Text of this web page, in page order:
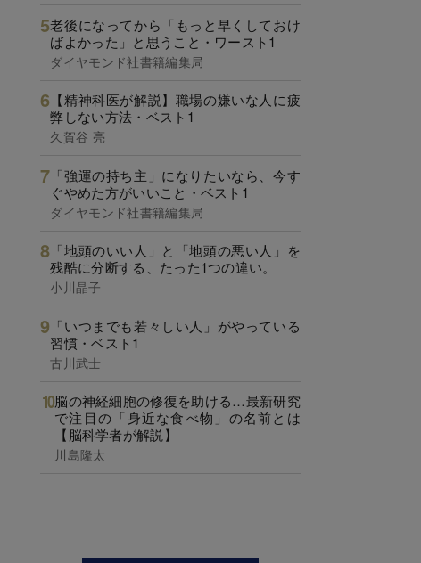
老後になってから「もっと早くしておけ
ばよかった」と思うこと・ワースト1
ダイヤモンド社書籍編集局
【精神科医が解説】職場の嫌いな人に疲
弊しない方法・ベスト1
久賀谷 亮
「強運の持ち主」になりたいなら、今す
ぐやめた方がいいこと・ベスト1
ダイヤモンド社書籍編集局
「地頭のいい人」と「地頭の悪い人」を
残酷に分断する、たった1つの違い。
小川晶子
「いつまでも若々しい人」がやっている
習慣・ベスト1
古川武士
脳の神経細胞の修復を助ける…最新研究
で注目の「身近な食べ物」の名前とは
【脳科学者が解説】
川島隆太